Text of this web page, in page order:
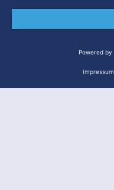
Powered by
Impressum